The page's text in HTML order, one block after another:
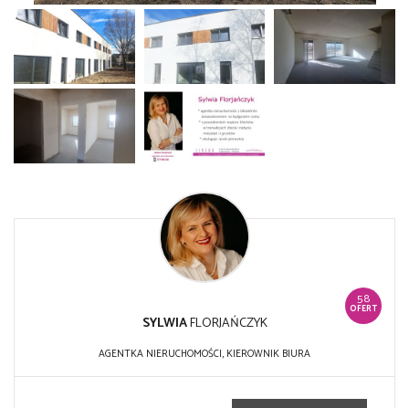
58
OFERT
SYLWIAFLORJAŃCZYK
AGENTKA NIERUCHOMOŚCI, KIEROWNIK BIURA